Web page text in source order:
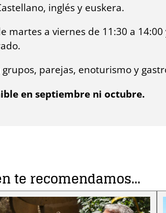
inglés y euskera.
martes a viernes de 11:30 a
grupos, parejas, enoturismo y
en septiembre ni octubre.
te recomendamos…